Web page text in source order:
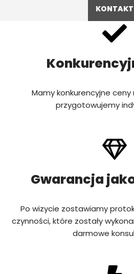
KONTAKT
Mamy konkurencyjne ceny
przygotowujemy
Gwarancja
Po wizycie zostawiamy
czynności, które zostały
darmowe